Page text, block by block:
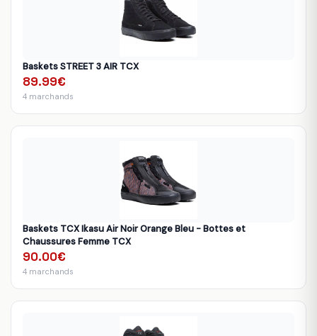
Baskets STREET 3 AIR TCX
89.99€
4 marchands
Baskets TCX Ikasu Air Noir Orange Bleu - Bottes et
Chaussures Femme TCX
90.00€
4 marchands